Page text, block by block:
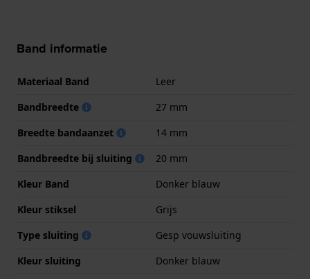
Band informatie
Materiaal Band
Leer
Bandbreedte
27 mm
Breedte bandaanzet
14 mm
Bandbreedte bij sluiting
20 mm
Kleur Band
Donker blauw
Kleur stiksel
Grijs
Type sluiting
Gesp vouwsluiting
Kleur sluiting
Donker blauw